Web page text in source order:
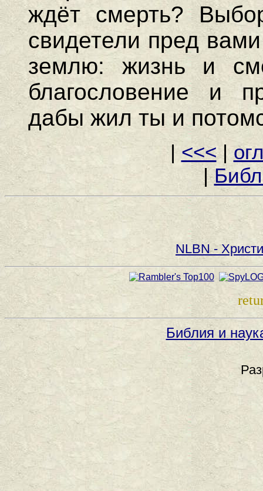
ждёт смерть?
свидетели пред
землю: жизнь и
благословение и
дабы жил ты и
| <<<|
|
NLBN -
Библия и